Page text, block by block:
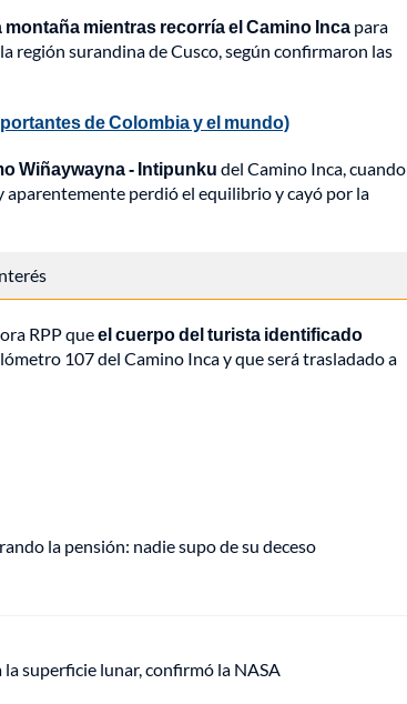
mientras recorría el Camino Inca para
región surandina de Cusco, según confirmaron las
de Colombia y el mundo)
Wiñaywayna - Intipunku del Camino Inca, cuando
aparentemente perdió el equilibrio y cayó por la
RPP queel cuerpo del turista identificado
107 del Camino Inca y que será trasladado a
la pensión: nadie supo de su deceso
superficie lunar, confirmó la NASA